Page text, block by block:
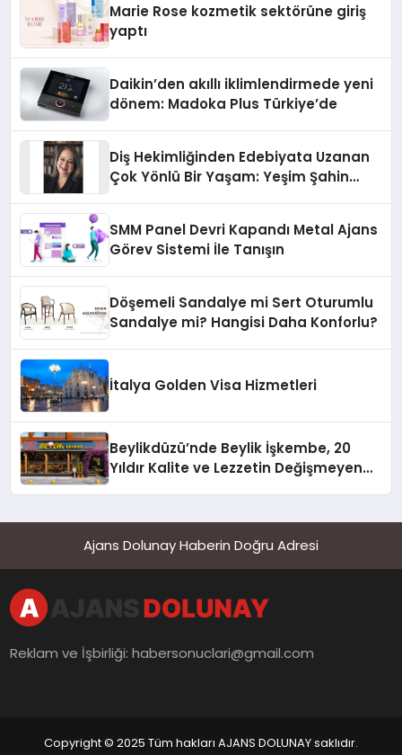
Marie Rose kozmetik sektörüne giriş
yaptı
Daikin’den akıllı iklimlendirmede yeni
dönem: Madoka Plus Türkiye’de
Diş Hekimliğinden Edebiyata Uzanan
Çok Yönlü Bir Yaşam: Yeşim Şahin
SMM Panel Devri Kapandı Metal Ajans
Görev Sistemi İle Tanışın
Döşemeli Sandalye mi Sert Oturumlu
Sandalye mi? Hangisi Daha Konforlu?
İtalya Golden Visa Hizmetleri
Beylikdüzü’nde Beylik İşkembe, 20
Yıldır Kalite ve Lezzetin Değişmeyen
Ajans Dolunay Haberin Doğru Adresi
Reklam ve İşbirliği:habersonuclari@gmail.com
Copyright © 2025 Tüm hakları AJANS DOLUNAY saklıdır.